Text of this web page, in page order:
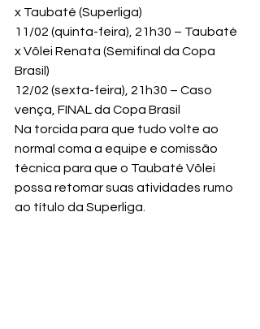
x Taubaté (Superliga)
11/02 (quinta-feira), 21h30 – Taubaté
x Vôlei Renata (Semifinal da Copa
Brasil)
12/02 (sexta-feira), 21h30 – Caso
vença, FINAL da Copa Brasil
Na torcida para que tudo volte ao
normal coma a equipe e comissão
técnica para que o Taubaté Vôlei
possa retomar suas atividades rumo
ao título da Superliga.